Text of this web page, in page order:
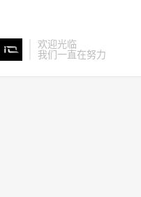
欢迎光临
我们一直在努力